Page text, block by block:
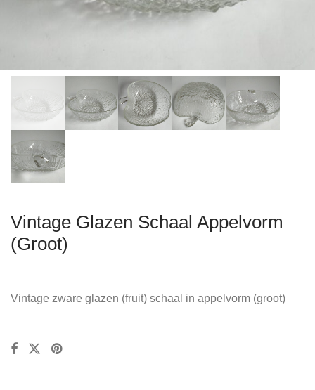
Vintage Glazen Schaal Appelvorm
(Groot)
Vintage zware glazen (fruit) schaal in appelvorm (groot)